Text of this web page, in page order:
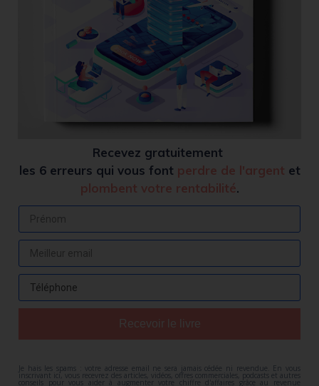
Recevez gratuitement
les 6 erreurs qui vous font perdre de l'argent et
plombent votre rentabilité.
Recevoir le livre
Je hais les spams : votre adresse email ne sera jamais cédée ni revendue. En vous
inscrivant ici, vous recevrez des articles, vidéos, offres commerciales, podcasts et autres
conseils pour vous aider à augmenter votre chiffre d'affaires grâce au revenue